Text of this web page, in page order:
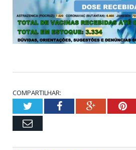
COMPARTILHAR:
TwitterFacebookGoogle+
Email